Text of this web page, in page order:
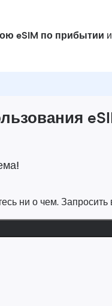
eSIM по прибытии
ни о чем.